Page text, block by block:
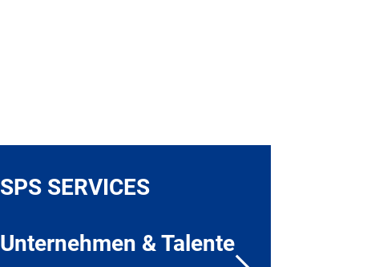
SPS SERVICES
Unternehmen & Talente